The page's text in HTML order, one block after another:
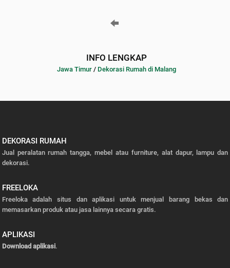
INFO LENGKAP
Jawa Timur / Dekorasi Rumah di Malang
DEKORASI RUMAH
Jual peralatan rumah tangga, mebel atau furniture, alat dapur, lampu dan
dekorasi.
FREELOKA
Freeloka adalah situs dan aplikasi untuk menjual barang bekas dan
memasarkan produk atau jasa lainnya secara gratis.
APLIKASI
Download aplikasi.